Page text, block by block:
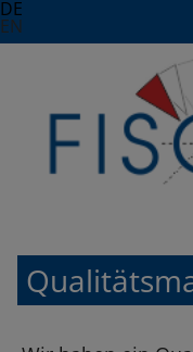
Skip
to
content
DE
EN